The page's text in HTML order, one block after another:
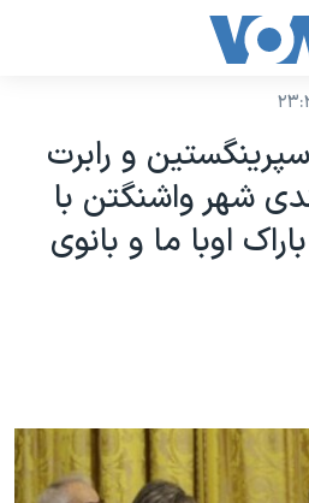
و رابرت
شهر واشنگتن با
اوبا ما و بانوی